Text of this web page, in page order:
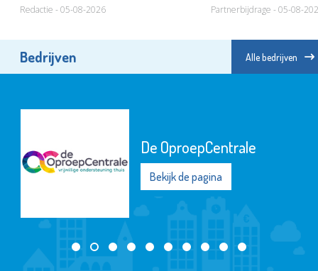
Redactie - 05-08-2026 Partnerbijdrage - 05-08-
Bedrijven Alle bedrijven
De OproepCentrale
Bekijk de pagina